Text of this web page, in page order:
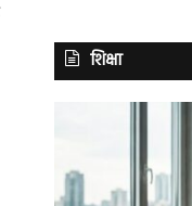
शिक्षा